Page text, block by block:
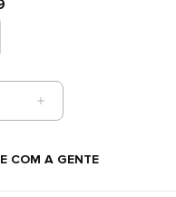
COM A GENTE